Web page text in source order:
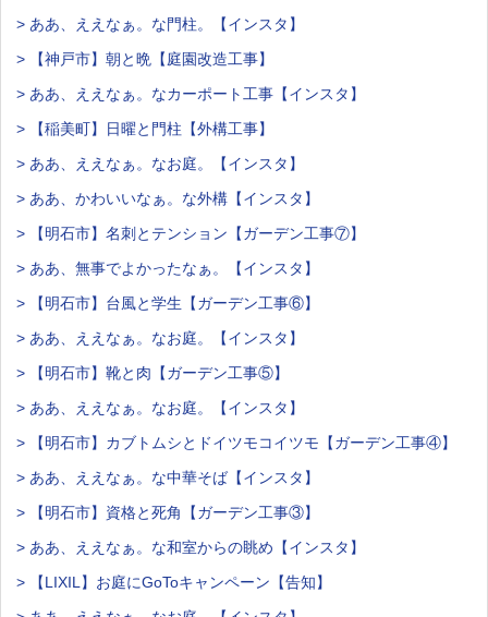
> ああ、ええなぁ。な門柱。【インスタ】
> 【神戸市】朝と晩【庭園改造工事】
> ああ、ええなぁ。なカーポート工事【インスタ】
> 【稲美町】日曜と門柱【外構工事】
> ああ、ええなぁ。なお庭。【インスタ】
> ああ、かわいいなぁ。な外構【インスタ】
> 【明石市】名刺とテンション【ガーデン工事⑦】
> ああ、無事でよかったなぁ。【インスタ】
> 【明石市】台風と学生【ガーデン工事⑥】
> ああ、ええなぁ。なお庭。【インスタ】
> 【明石市】靴と肉【ガーデン工事⑤】
> ああ、ええなぁ。なお庭。【インスタ】
> 【明石市】カブトムシとドイツモコイツモ【ガーデン工事④】
> ああ、ええなぁ。な中華そば【インスタ】
> 【明石市】資格と死角【ガーデン工事③】
> ああ、ええなぁ。な和室からの眺め【インスタ】
> 【LIXIL】お庭にGoToキャンペーン【告知】